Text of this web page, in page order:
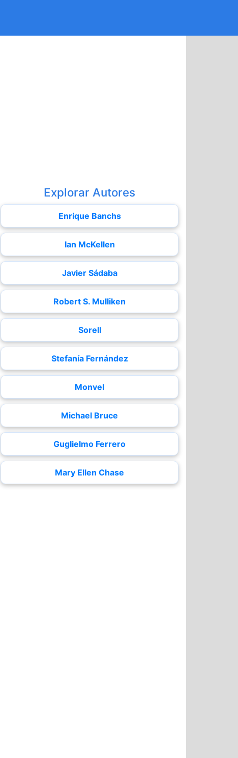
Explorar Autores
Enrique Banchs
Ian McKellen
Javier Sádaba
Robert S. Mulliken
Sorell
Stefanía Fernández
Monvel
Michael Bruce
Guglielmo Ferrero
Mary Ellen Chase